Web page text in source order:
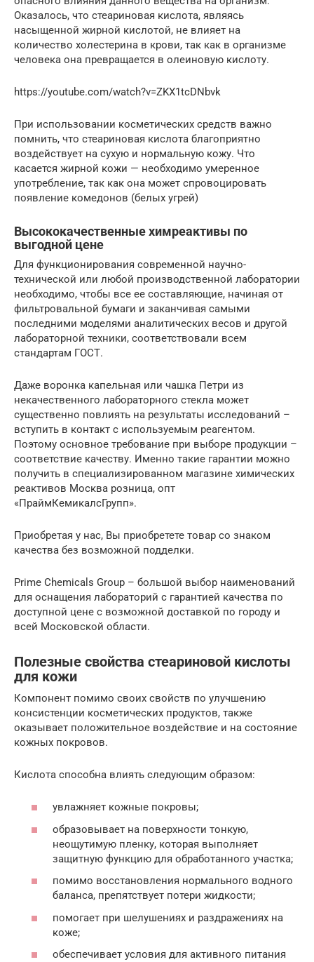
Оказалось, что стеариновая кислота, являясь
насыщенной жирной кислотой, не влияет на
количество холестерина в крови, так как в организме
человека она превращается в олеиновую кислоту.
https://youtube.com/watch?v=ZKX1tcDNbvk
При использовании косметических средств важно
помнить, что стеариновая кислота благоприятно
воздействует на сухую и нормальную кожу. Что
касается жирной кожи — необходимо умеренное
употребление, так как она может спровоцировать
появление комедонов (белых угрей)
Высококачественные химреактивы по
выгодной цене
Для функционирования современной научно-
технической или любой производственной лаборатории
необходимо, чтобы все ее составляющие, начиная от
фильтровальной бумаги и заканчивая самыми
последними моделями аналитических весов и другой
лабораторной техники, соответствовали всем
стандартам ГОСТ.
Даже воронка капельная или чашка Петри из
некачественного лабораторного стекла может
существенно повлиять на результаты исследований –
вступить в контакт с используемым реагентом.
Поэтому основное требование при выборе продукции –
соответствие качеству. Именно такие гарантии можно
получить в специализированном магазине химических
реактивов Москва розница, опт
«ПраймКемикалсГрупп».
Приобретая у нас, Вы приобретете товар со знаком
качества без возможной подделки.
Prime Chemicals Group – большой выбор наименований
для оснащения лабораторий c гарантией качества по
доступной цене с возможной доставкой по городу и
всей Московской области.
Полезные свойства стеариновой кислоты
для кожи
Компонент помимо своих свойств по улучшению
консистенции косметических продуктов, также
оказывает положительное воздействие и на состояние
кожных покровов.
Кислота способна влиять следующим образом:
увлажняет кожные покровы;
образовывает на поверхности тонкую,
неощутимую пленку, которая выполняет
защитную функцию для обработанного участка;
помимо восстановления нормального водного
баланса, препятствует потери жидкости;
помогает при шелушениях и раздражениях на
коже;
обеспечивает условия для активного питания